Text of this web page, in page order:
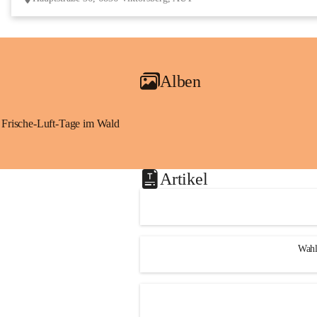
Alben
Frische-Luft-Tage im Wald
Artikel